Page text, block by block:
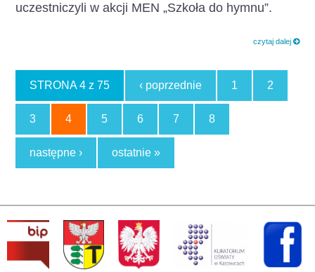
uczestniczyli w akcji MEN „Szkoła do hymnu”.
czytaj dalej
STRONA 4 z 75 ‹ poprzednie 1 2
3 4 5 6 7 8
następne › ostatnie »